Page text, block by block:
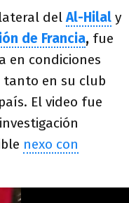
del Al-Hilal y
de Francia, fue
en condiciones
tanto en su club
El video fue
nexo con